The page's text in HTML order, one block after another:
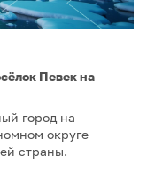
Певек на
город на
округе
страны.